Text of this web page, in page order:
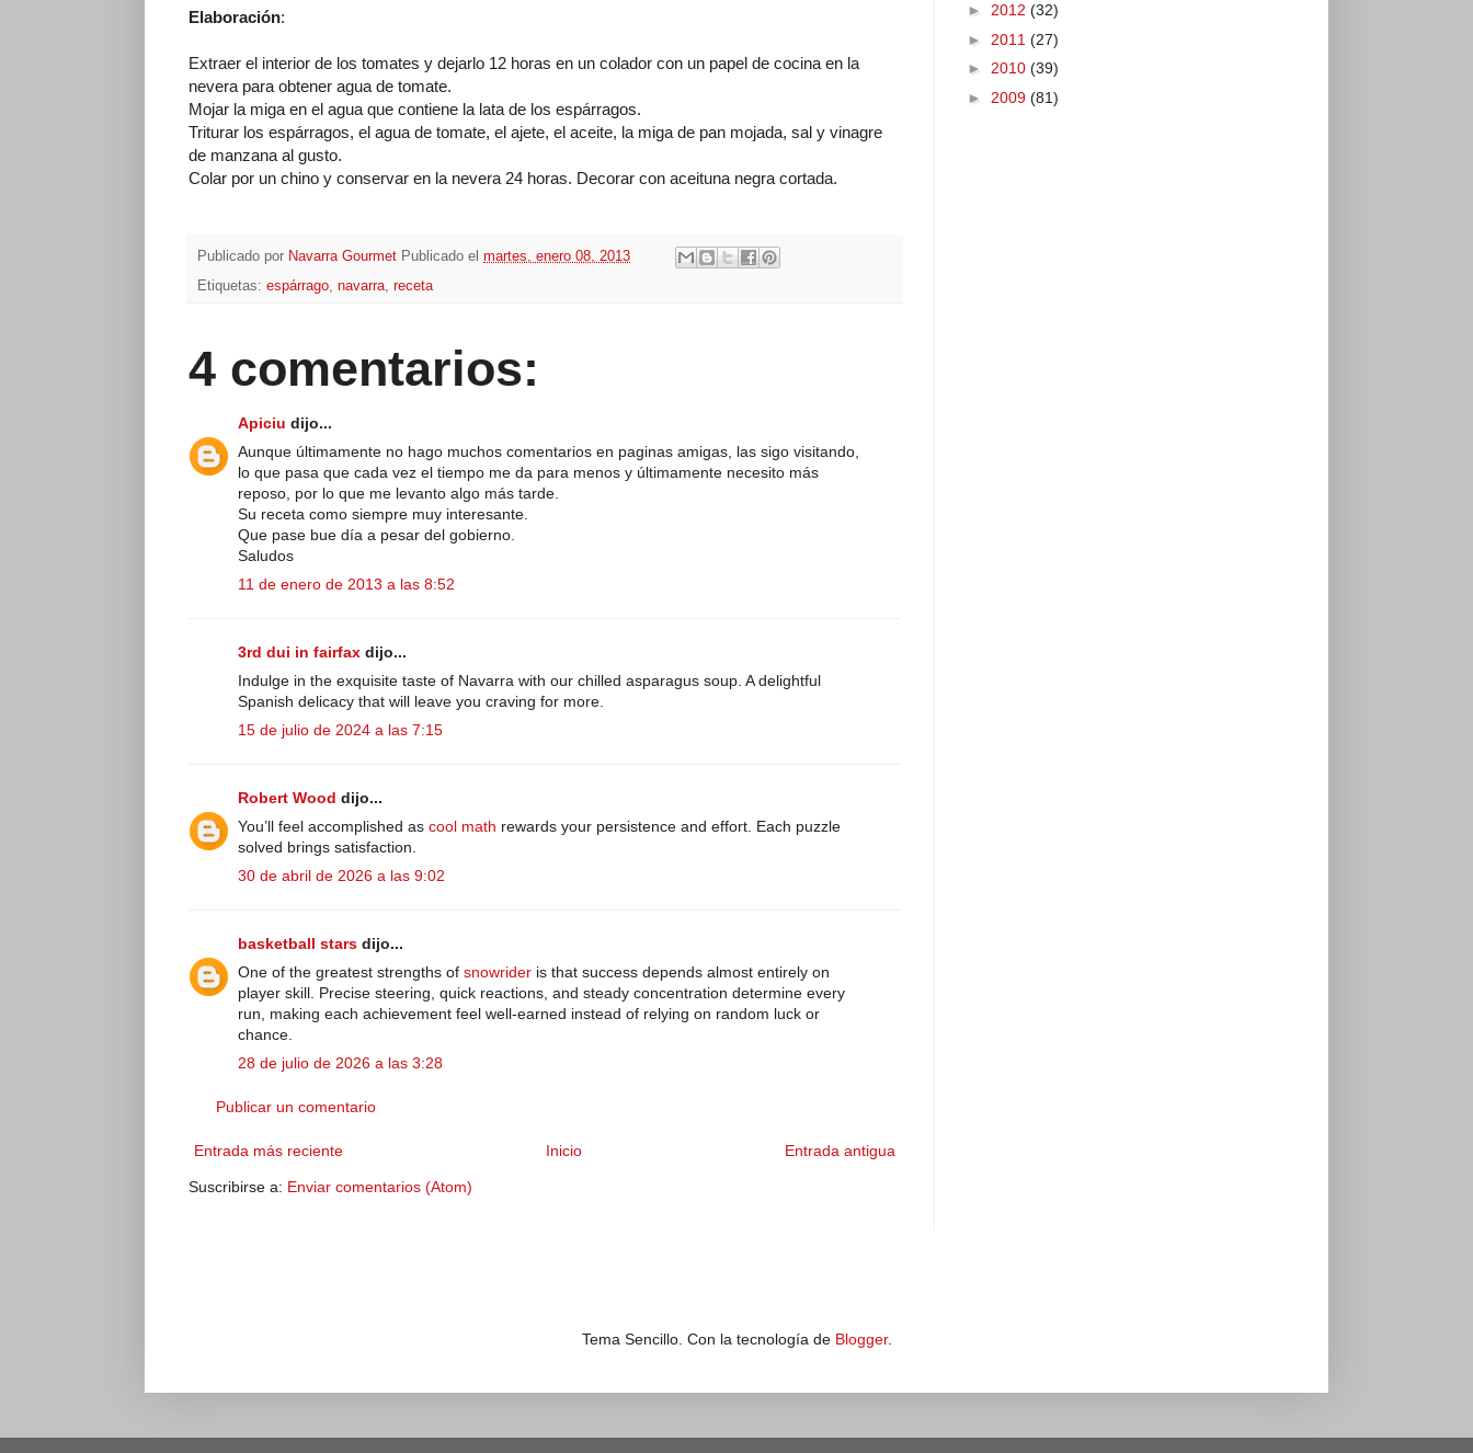
Elaboración:
Extraer el interior de los tomates y dejarlo 12 horas en un colador con un papel de cocina en la
nevera para obtener agua de tomate.
Mojar la miga en el agua que contiene la lata de los espárragos.
Triturar los espárragos, el agua de tomate, el ajete, el aceite, la miga de pan mojada, sal y vinagre
de manzana al gusto.
Colar por un chino y conservar en la nevera 24 horas. Decorar con aceituna negra cortada.
Publicado por Navarra Gourmet Publicado el martes, enero 08, 2013
Etiquetas: espárrago, navarra, receta
4 comentarios:
Apiciu dijo...
Aunque últimamente no hago muchos comentarios en paginas amigas, las sigo visitando,
lo que pasa que cada vez el tiempo me da para menos y últimamente necesito más
reposo, por lo que me levanto algo más tarde.
Su receta como siempre muy interesante.
Que pase bue día a pesar del gobierno.
Saludos
11 de enero de 2013 a las 8:52
3rd dui in fairfax dijo...
Indulge in the exquisite taste of Navarra with our chilled asparagus soup. A delightful
Spanish delicacy that will leave you craving for more.
15 de julio de 2024 a las 7:15
Robert Wood dijo...
You’ll feel accomplished as cool math rewards your persistence and effort. Each puzzle
solved brings satisfaction.
30 de abril de 2026 a las 9:02
basketball stars dijo...
One of the greatest strengths of snowrider is that success depends almost entirely on
player skill. Precise steering, quick reactions, and steady concentration determine every
run, making each achievement feel well-earned instead of relying on random luck or
chance.
28 de julio de 2026 a las 3:28
Publicar un comentario
Entrada más reciente Entrada antigua
Inicio
Suscribirse a: Enviar comentarios (Atom)
► 2012 (32)
► 2011 (27)
► 2010 (39)
► 2009 (81)
Tema Sencillo. Con la tecnología de Blogger.